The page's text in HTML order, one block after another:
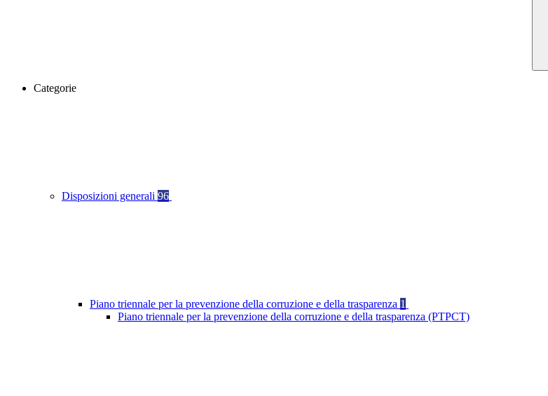
Categorie
Disposizioni generali 96
Piano triennale per la prevenzione della corruzione e della trasparenza 1
Piano triennale per la prevenzione della corruzione e della trasparenza (PTPCT)